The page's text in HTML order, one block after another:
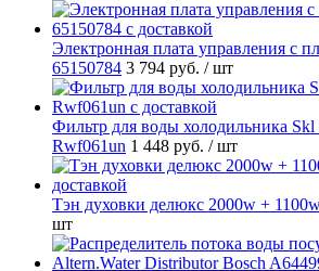
Электронная плата управления с
65150784 3 794 руб. / шт
Фильтр для воды холодильника Skl
Rwf061un 1 448 руб. / шт
Тэн духовки делюкс 2000w +
шт